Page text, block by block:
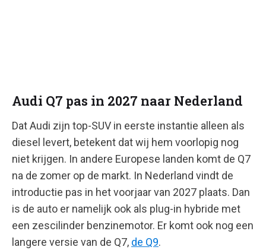
Audi Q7 pas in 2027 naar Nederland
Dat Audi zijn top-SUV in eerste instantie alleen als
diesel levert, betekent dat wij hem voorlopig nog
niet krijgen. In andere Europese landen komt de Q7
na de zomer op de markt. In Nederland vindt de
introductie pas in het voorjaar van 2027 plaats. Dan
is de auto er namelijk ook als plug-in hybride met
een zescilinder benzinemotor. Er komt ook nog een
langere versie van de Q7, de Q9.